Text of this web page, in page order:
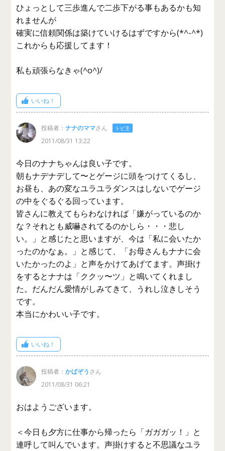
ひょっとして三歩進んで二歩下がる事もあるかも知
れませんが
確実に信頼関係は築けていけるはずですから(*^-^*)
これからも応援してます！
私も頑張らなきゃ(^o^)/
いいね！
投稿者：ナナのママさん トピ主
2011/08/31 13:22
今日のナナちゃんは良い子です。
朝もナデナデして〜とゲージに頭をつけてくるし、
お昼も、あの変なユラユラダンスはしないでゲージ
の中をぐるぐる回っています。
皆さんに教えてもらわなければ「嫌がっているのか
な？それとも威嚇されてるのかしら・・・悲し
い。」と感じたと思いますが、今は「私に会いたか
ったのかなぁ。」と感じて、「お母さんもナナに会
いたかったのよ」と声をかけてあげてます。声掛け
をするとナナは「ククッ〜ツ」と鳴いてくれまし
た。だんだん愛情がしみてきて、うれし泣きしそう
です。
本当にかわいい子です。
いいね！
投稿者：かばぞうさん
2011/08/31 06:21
おはようございます。
＜今日も夕方に仕事から帰ったら「ガガガッ！」と
連呼して叫んでいます。声掛けすると不思議なユラ